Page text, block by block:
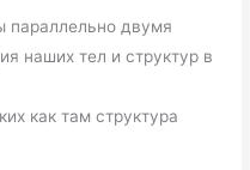
параллельно двумя
наших тел и структур в
как там структура